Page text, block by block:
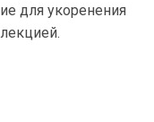
для укоренения